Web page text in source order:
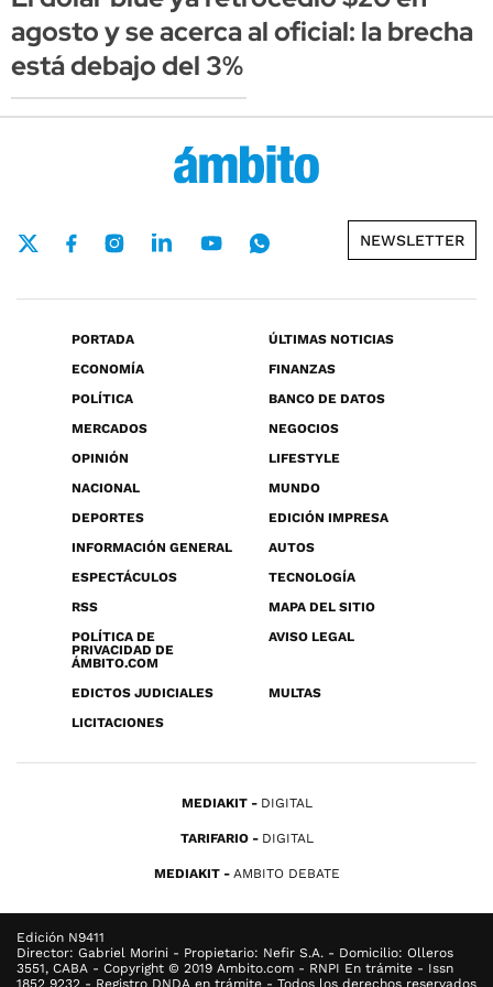
agosto y se acerca al oficial: la brecha
está debajo del 3%
NEWSLETTER
PORTADA
ÚLTIMAS NOTICIAS
ECONOMÍA
FINANZAS
POLÍTICA
BANCO DE DATOS
MERCADOS
NEGOCIOS
OPINIÓN
LIFESTYLE
NACIONAL
MUNDO
DEPORTES
EDICIÓN IMPRESA
INFORMACIÓN GENERAL
AUTOS
ESPECTÁCULOS
TECNOLOGÍA
RSS
MAPA DEL SITIO
POLÍTICA DE
PRIVACIDAD DE
ÁMBITO.COM
AVISO LEGAL
EDICTOS JUDICIALES
MULTAS
LICITACIONES
MEDIAKIT DIGITAL
TARIFARIO DIGITAL
MEDIAKIT AMBITO DEBATE
Edición N9411
Director: Gabriel Morini - Propietario: Nefir S.A. - Domicilio: Olleros
3551, CABA - Copyright © 2019 Ambito.com - RNPI En trámite - Issn